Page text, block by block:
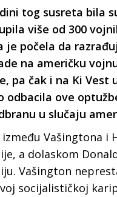
tog susreta bila
više od 300
je počela da
na američku
pa čak i na Ki Vest
odbacila ove
u slučaju
Vašingtona i
a dolaskom
Vašington
socijalističkoj